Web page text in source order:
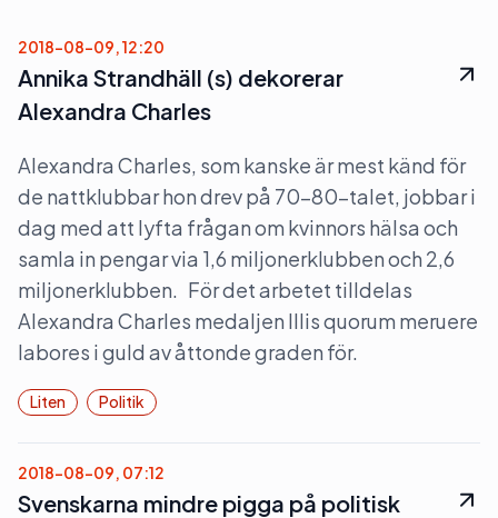
2018-08-09, 12:20
Annika Strandhäll (s) dekorerar
Alexandra Charles
Alexandra Charles, som kanske är mest känd för
de nattklubbar hon drev på 70-80-talet, jobbar i
dag med att lyfta frågan om kvinnors hälsa och
samla in pengar via 1,6 miljonerklubben och 2,6
miljonerklubben. För det arbetet tilldelas
Alexandra Charles medaljen Illis quorum meruere
labores i guld av åttonde graden för.
Liten Politik
2018-08-09, 07:12
Svenskarna mindre pigga på politisk